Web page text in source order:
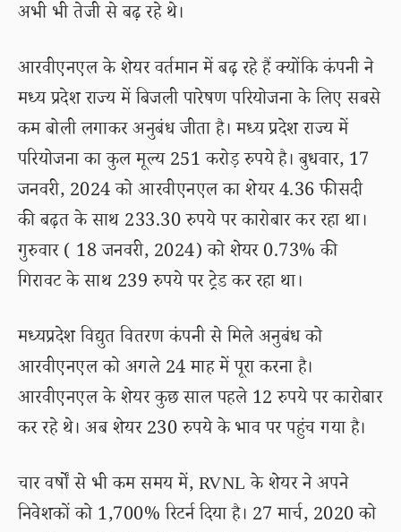
अभी भी तेजी से बढ़ रहे थे।
आरवीएनएल के शेयर वर्तमान में बढ़ रहे हैं क्योंकि कंपनी ने
मध्य प्रदेश राज्य में बिजली पारेषण परियोजना के लिए सबसे
कम बोली लगाकर अनुबंध जीता है। मध्य प्रदेश राज्य में
परियोजना का कुल मूल्य 251 करोड़ रुपये है। बुधवार, 17
जनवरी, 2024 को आरवीएनएल का शेयर 4.36 फीसदी
की बढ़त के साथ 233.30 रुपये पर कारोबार कर रहा था।
गुरुवार ( 18 जनवरी, 2024) को शेयर 0.73% की
गिरावट के साथ 239 रुपये पर ट्रेड कर रहा था।
मध्यप्रदेश विद्युत वितरण कंपनी से मिले अनुबंध को
आरवीएनएल को अगले 24 माह में पूरा करना है।
आरवीएनएल के शेयर कुछ साल पहले 12 रुपये पर कारोबार
कर रहे थे। अब शेयर 230 रुपये के भाव पर पहुंच गया है।
चार वर्षों से भी कम समय में, RVNL के शेयर ने अपने
निवेशकों को 1,700% रिटर्न दिया है। 27 मार्च, 2020 को